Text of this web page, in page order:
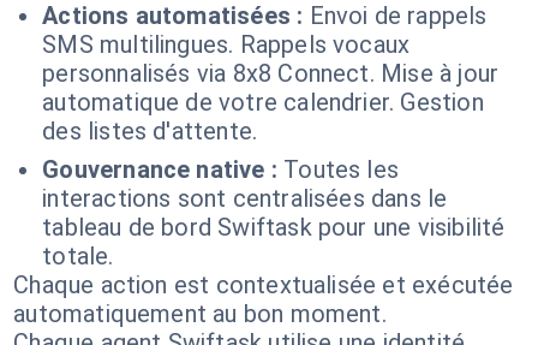
Actions automatisées : Envoi de rappels
SMS multilingues. Rappels vocaux
personnalisés via 8x8 Connect. Mise à jour
automatique de votre calendrier. Gestion
des listes d'attente.
Gouvernance native : Toutes les
interactions sont centralisées dans le
tableau de bord Swiftask pour une visibilité
totale.
Chaque action est contextualisée et exécutée
automatiquement au bon moment.